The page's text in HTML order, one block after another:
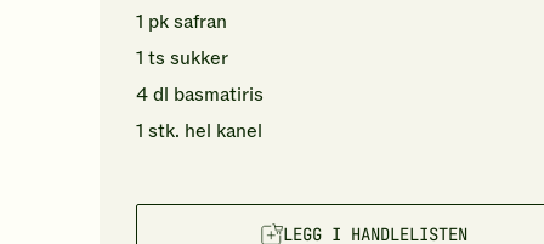
1 pksafran
1 ts sukker
4dl basmatiris
1 stk. hel kanel
LEGG I HANDLELISTEN